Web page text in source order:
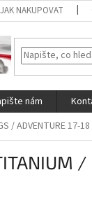
JAK NAKUPOVAT
nám
/ ADVENTURE 17-18